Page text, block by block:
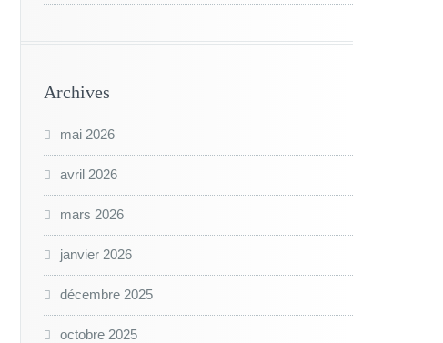
Archives
mai 2026
avril 2026
mars 2026
janvier 2026
décembre 2025
octobre 2025